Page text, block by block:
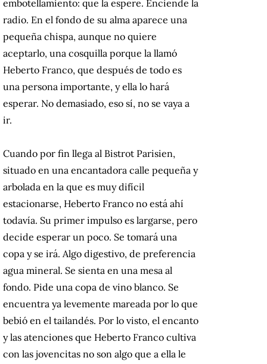
embotellamiento: que la espere. Enciende la
radio. En el fondo de su alma aparece una
pequeña chispa, aunque no quiere
aceptarlo, una cosquilla porque la llamó
Heberto Franco, que después de todo es
una persona importante, y ella lo hará
esperar. No demasiado, eso sí, no se vaya a
ir.
Cuando por fin llega al Bistrot Parisien,
situado en una encantadora calle pequeña y
arbolada en la que es muy difícil
estacionarse, Heberto Franco no está ahí
todavía. Su primer impulso es largarse, pero
decide esperar un poco. Se tomará una
copa y se irá. Algo digestivo, de preferencia
agua mineral. Se sienta en una mesa al
fondo. Pide una copa de vino blanco. Se
encuentra ya levemente mareada por lo que
bebió en el tailandés. Por lo visto, el encanto
y las atenciones que Heberto Franco cultiva
con las jovencitas no son algo que a ella le